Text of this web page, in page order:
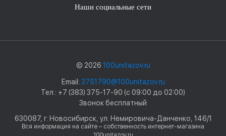
Наши социальные сети
© 2026 100unitazov.ru
Email: 3751790@100unitazov.ru
Тел.: +7 (383) 375-17-90 (с 09:00 до 02:00)
Звонок бесплатный
630087, г. Новосибирск, ул. Немировича-Данченко, 146/1
Вся информация на сайте – собственность интернет-магазина